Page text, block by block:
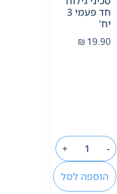
חד פעמי 3
יח'
₪ 19.90
-
+
הוספה לסל